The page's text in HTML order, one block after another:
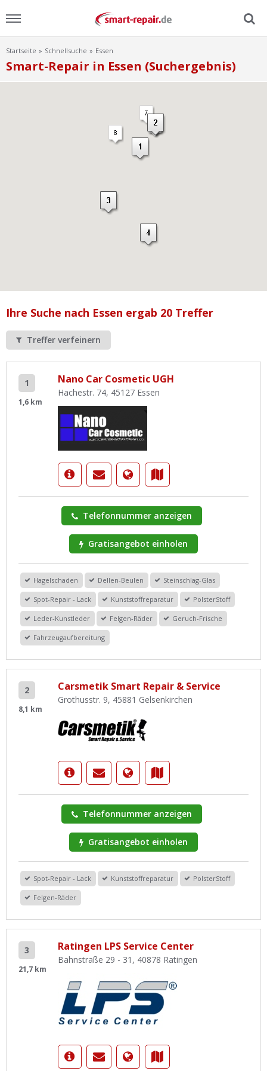
Home
Werkstatt Login
Startseite Schnellsuche Essen
Smart-Repair in Essen (Suchergebnis)
Ihre Suche nach Essen ergab 20 Treffer
Treffer verfeinern
1
1,6 km
Nano Car Cosmetic UGH
Hachestr. 74, 45127 Essen
Telefonnummer anzeigen
Gratisangebot einholen
Hagelschaden Dellen-Beulen Steinschlag-Glas
Spot-Repair - Lack Kunststoffreparatur PolsterStoff
Leder-Kunstleder Felgen-Räder Geruch-Frische
Fahrzeugaufbereitung
2
8,1 km
Carsmetik Smart Repair & Service
Grothusstr. 9, 45881 Gelsenkirchen
Telefonnummer anzeigen
Gratisangebot einholen
Spot-Repair - Lack Kunststoffreparatur PolsterStoff
Felgen-Räder
3
21,7 km
Ratingen LPS Service Center
Bahnstraße 29 - 31, 40878 Ratingen